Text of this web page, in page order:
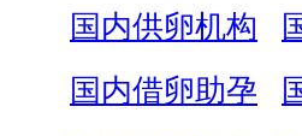
国内供卵机构
国内借卵助孕